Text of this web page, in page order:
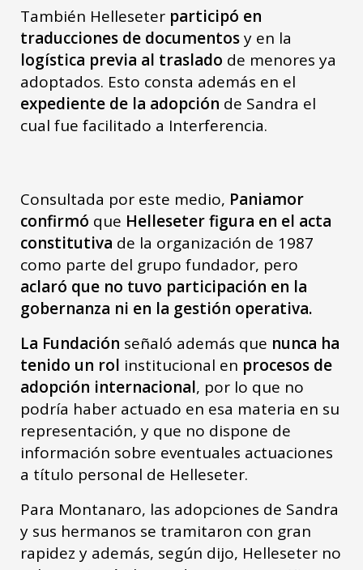
También Helleseter participó en
traducciones de documentosy en la
logística previa al traslado de menores ya
adoptados. Esto consta además en el
expediente de la adopción de Sandra el
cual fue facilitado a Interferencia.
Consultada por este medio, Paniamor
confirmó que Helleseter figura en el acta
constitutiva de la organización de 1987
como parte del grupo fundador, pero
aclaró que no tuvo participación en la
gobernanza ni en la gestión operativa.
La Fundación señaló además que nunca ha
tenido un rol institucional en procesos de
adopción internacional, por lo que no
podría haber actuado en esa materia en su
representación, y que no dispone de
información sobre eventuales actuaciones
a título personal de Helleseter.
Para Montanaro, las adopciones de Sandra
y sus hermanos se tramitaron con gran
rapidez y además, según dijo, Helleseter no